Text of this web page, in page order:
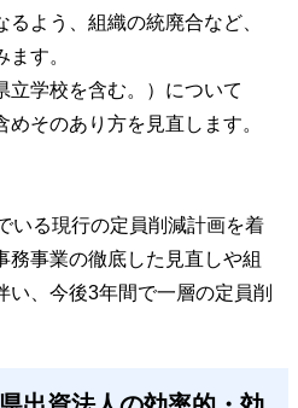
よう、組織の統廃合など、
す。
立学校を含む。）について
そのあり方を見直します。
いる現行の定員削減計画を着
務事業の徹底した見直しや組
い、今後3年間で一層の定員削